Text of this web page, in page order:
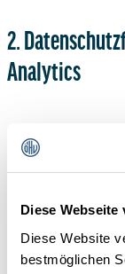
Diese Webseite
Diese Website
bestmöglichen
2.
Analytics
CheckEffect ist ein
vor Google Analytics
Co. Entwickelt
Alternative. Im
CheckEffect keine
Drittstaaten